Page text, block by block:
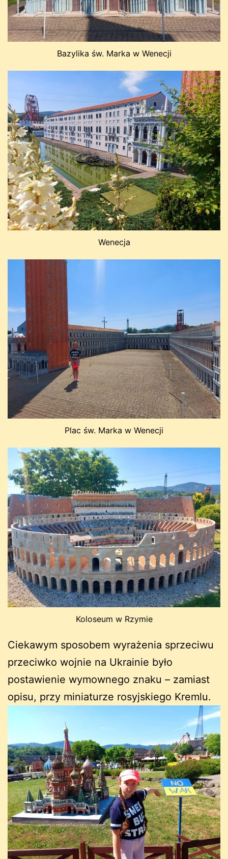
Bazylika św. Marka w Wenecji
Wenecja
Plac św. Marka w Wenecji
Koloseum w Rzymie
Ciekawym sposobem wyrażenia sprzeciwu
przeciwko wojnie na Ukrainie było
postawienie wymownego znaku – zamiast
opisu, przy miniaturze rosyjskiego Kremlu.